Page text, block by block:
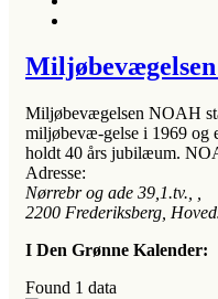
Miljøbevægelsen NOAH
miljøbevæ-gelse i 1969 og
holdt 40 års jubilæum.
Adresse:
Nørrebr og ade 39,1.tv.
2200 Frederiksberg,
I Den Grønne Kalender:
Found 1 data